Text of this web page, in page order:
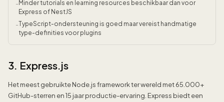
- Minder tutorials en learning resources beschikbaar dan voor
Express of NestJS
-TypeScript-ondersteuning is goed maar vereist handmatige
type-definities voor plugins
3. Express.js
Het meest gebruikte Node.js framework ter wereld met 65.000+
GitHub-sterren en 15 jaar productie-ervaring. Express biedt een